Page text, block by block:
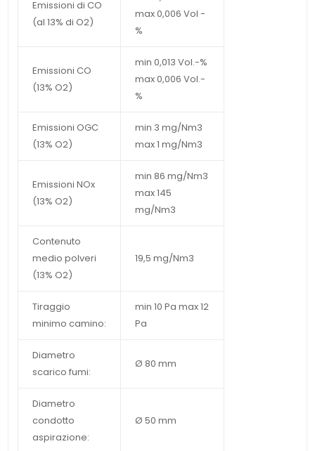
Emissioni di CO
(al 13% di O2)
max 0,006 Vol -
%
Emissioni CO
(13% O2)
min 0,013 Vol.-%
max 0,006 Vol.-
%
Emissioni OGC
(13% O2)
min 3 mg/Nm3
max 1 mg/Nm3
Emissioni NOx
(13% O2)
min 86 mg/Nm3
max 145
mg/Nm3
Contenuto
medio polveri
(13% O2)
19,5 mg/Nm3
Tiraggio
minimo camino:
min 10 Pa max 12
Pa
Diametro
scarico fumi:
Ø 80 mm
Diametro
condotto
aspirazione:
Ø 50 mm